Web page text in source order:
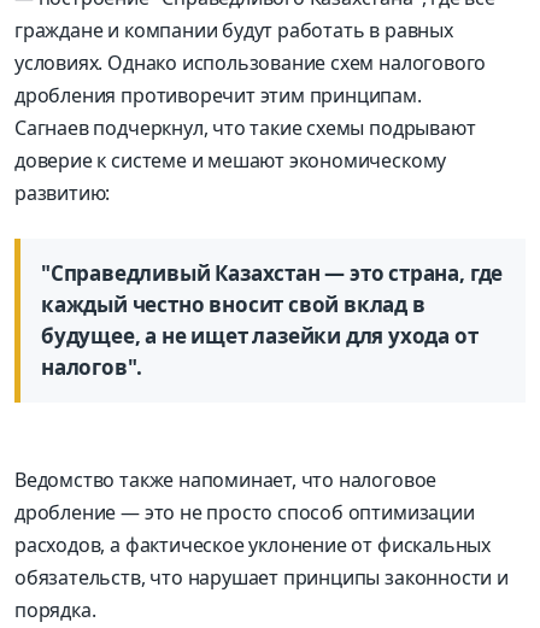
граждане и компании будут работать в равных
условиях. Однако использование схем налогового
дробления противоречит этим принципам.
Сагнаев подчеркнул, что такие схемы подрывают
доверие к системе и мешают экономическому
развитию:
"Справедливый Казахстан — это страна, где
каждый честно вносит свой вклад в
будущее, а не ищет лазейки для ухода от
налогов".
Ведомство также напоминает, что налоговое
дробление — это не просто способ оптимизации
расходов, а фактическое уклонение от фискальных
обязательств, что нарушает принципы законности и
порядка.